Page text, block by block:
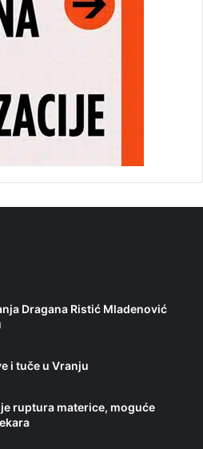
Dragana Ristić Mladenović
i tuče u Vranju
ruptura materice, moguće